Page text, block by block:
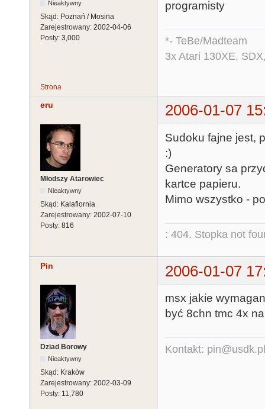
Nieaktywny
Skąd: Poznań / Mosina
Zarejestrowany: 2002-04-06
Posty: 3,000
programisty
*- TeBe/Madteam
3x Atari 130XE,
Strona
eru 2006-01-07
Młodszy Atarowiec
Nieaktywny
Skąd: Kalafiornia
Zarejestrowany: 2002-07-10
Posty: 816
Sudoku fajne jest,
:)
Generatory sa
kartce papieru.
Mimo wszystko -
: 404. Stopka not
Pin 2006-01-07
Dziad Borowy
Nieaktywny
Skąd: Kraków
Zarejestrowany: 2002-03-09
Posty: 11,780
msx jakie
być 8chn tmc 4x
Kontakt: pin@usdk.pl